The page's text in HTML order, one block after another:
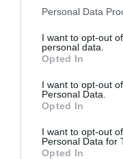
Please note that this
not limited to your visit
grant or deny consent
use your data for
consent section.
Personal Data
I want to opt-out
personal data.
Opted In
I want to opt-out
Personal Data.
Opted In
I want to opt-out
Personal Data for
Opted In